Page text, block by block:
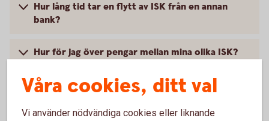
Hur lång tid tar en flytt av ISK från en annan
bank?
Hur för jag över pengar mellan mina olika ISK?
Jag har fått information om att mitt ISK delas
upp i två konton, vad innebär det?
Våra cookies, ditt val
Vi använder nödvändiga cookies eller liknande